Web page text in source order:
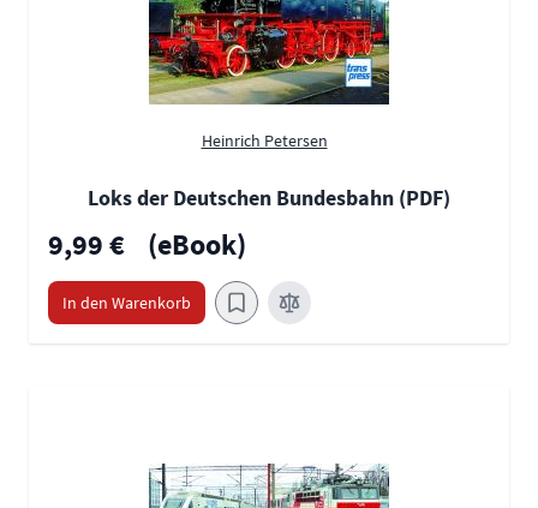
Heinrich Petersen
Loks der Deutschen Bundesbahn (PDF)
9,99 € (eBook)
In den Warenkorb